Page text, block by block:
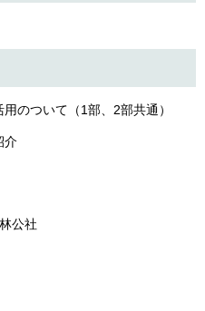
のついて（1部、2部共通）
介
公社